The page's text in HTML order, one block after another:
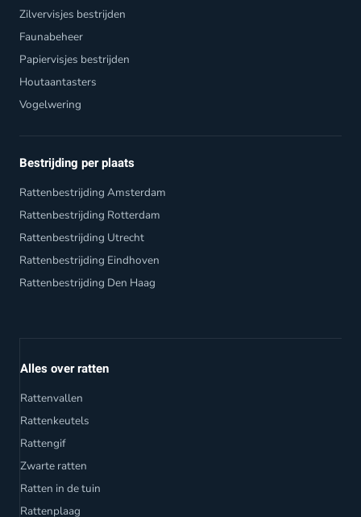
Zilvervisjes bestrijden
Faunabeheer
Papiervisjes bestrijden
Houtaantasters
Vogelwering
Bestrijding per plaats
Rattenbestrijding Amsterdam
Rattenbestrijding Rotterdam
Rattenbestrijding Utrecht
Rattenbestrijding Eindhoven
Rattenbestrijding Den Haag
Alles over ratten
Rattenvallen
Rattenkeutels
Rattengif
Zwarte ratten
Ratten in de tuin
Rattenplaag